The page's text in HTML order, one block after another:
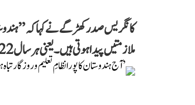
ملازمتیں پیدا ہوتی ہیں۔ یعنی ہر سال 22 لاکھ نوجوانوں کے خواب شروع میں ہی ٹوٹ جاتے ہیں۔‘‘